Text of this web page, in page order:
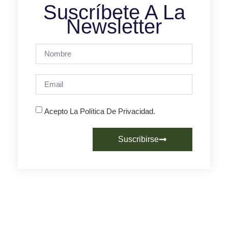
Suscríbete A La
Newsletter
Acepto La Política De Privacidad.
Suscribirse